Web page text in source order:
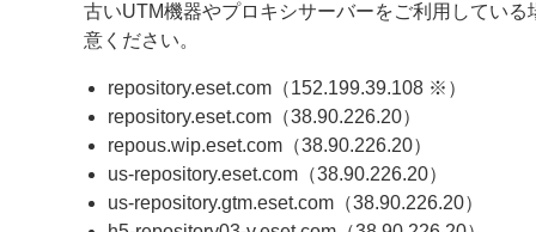
古いUTM機器やプロキシサーバーをご利用してい
意ください。
repository.eset.com（152.199.39.108 ※）
repository.eset.com（38.90.226.20）
repous.wip.eset.com（38.90.226.20）
us-repository.eset.com（38.90.226.20）
us-repository.gtm.eset.com（38.90.226.20）